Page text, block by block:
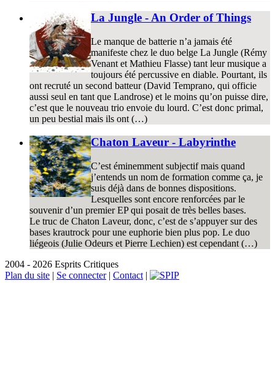
La Jungle - An Order of Things
Le manque de batterie n’a jamais été
manifeste chez le duo belge La Jungle (Rémy
Venant et Mathieu Flasse) tant leur musique a
toujours été percussive en diable. Pourtant, ils
ont recruté un second batteur (David Temprano, qui officie
aussi seul en tant que Landrose) et le moins qu’on puisse dire,
c’est que le nouveau trio envoie du lourd. C’est donc primal,
un peu bestial mais ils ont (…)
Chaton Laveur - Labyrinthe
C’est éminemment subjectif mais quand
j’entends un nom de formation comme ça, je
suis déjà dans de bonnes dispositions.
Lesquelles sont encore renforcées par le
souvenir d’un premier EP qui posait de très belles bases.
Le truc de Chaton Laveur, donc, c’est de s’appuyer sur des
bases krautrock pour une euphorie bien plus pop. Le duo
liégeois (Julie Odeurs et Pierre Lechien) est cependant (…)
2004 - 2026 Esprits Critiques
Plan du site | Se connecter| Contact |